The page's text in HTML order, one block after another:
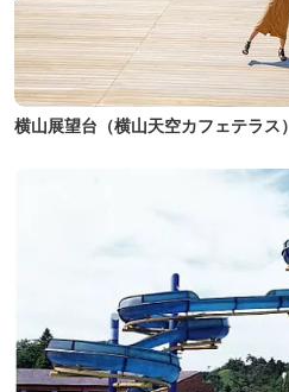
横山展望台（横山天空カフェテラス）